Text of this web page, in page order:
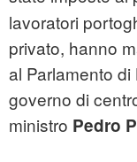
lavoratori
privato, hanno
al Parlamento
governo di
ministro Pedro